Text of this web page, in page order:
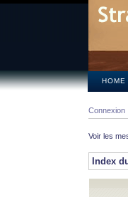
HOME
Connexion
Voir les
Index